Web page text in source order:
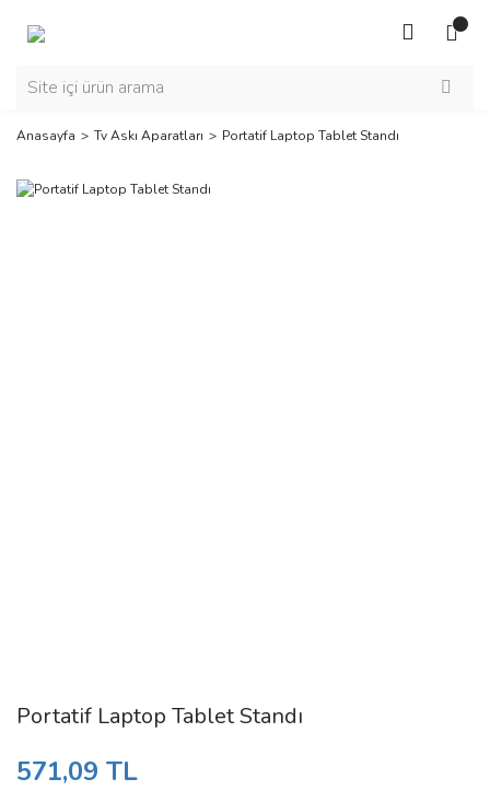
Anasayfa Tv Askı Aparatları Portatif Laptop Tablet Standı
Portatif Laptop Tablet Standı
571,09 TL